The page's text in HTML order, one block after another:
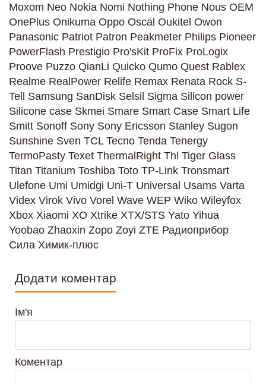
Moxom Neo Nokia Nomi Nothing Phone Nous OEM
OnePlus Onikuma Oppo Oscal Oukitel Owon
Panasonic Patriot Patron Peakmeter Philips Pioneer
PowerFlash Prestigio Pro'sKit ProFix ProLogix
Proove Puzzo QianLi Quicko Qumo Quest Rablex
Realme RealPower Relife Remax Renata Rock S-
Tell Samsung SanDisk Selsil Sigma Silicon power
Silicone case Skmei Smare Smart Case Smart Life
Smitt Sonoff Sony Sony Ericsson Stanley Sugon
Sunshine Sven TCL Tecno Tenda Tenergy
TermoPasty Texet ThermalRight Thl Tiger Glass
Titan Titanium Toshiba Toto TP-Link Tronsmart
Ulefone Umi Umidgi Uni-T Universal Usams Varta
Videx Virok Vivo Vorel Wave WEP Wiko Wileyfox
Xbox Xiaomi XO Xtrike XTX/STS Yato Yihua
Yoobao Zhaoxin Zopo Zoyi ZTE Радиоприбор
Сила Химик-плюс
Додати коментар
Ім'я
Коментар